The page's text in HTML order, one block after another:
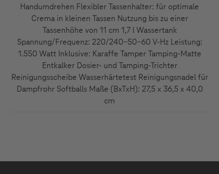
Handumdrehen Flexibler Tassenhalter: für optimale
Crema in kleinen Tassen Nutzung bis zu einer
Tassenhöhe von 11 cm 1,7 l Wassertank
Spannung/Frequenz: 220/240-50-60 V-Hz Leistung:
1.550 Watt Inklusive: Karaffe Tamper Tamping-Matte
Entkalker Dosier- und Tamping-Trichter
Reinigungsscheibe Wasserhärtetest Reinigungsnadel für
Dampfrohr Softballs Maße (BxTxH): 27,5 x 36,5 x 40,0
cm